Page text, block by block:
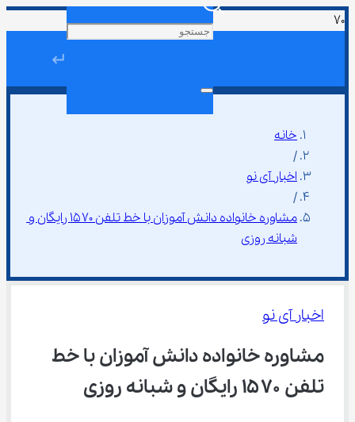
↵
خانه
/
اخبار آی نو
/
مشاوره خانواده دانش آموزان با خط تلفن ۱۵۷۰ رایگان و
شبانه روزی
اخبار آی نو
مشاوره خانواده دانش آموزان با خط
تلفن ۱۵۷۰ رایگان و شبانه روزی